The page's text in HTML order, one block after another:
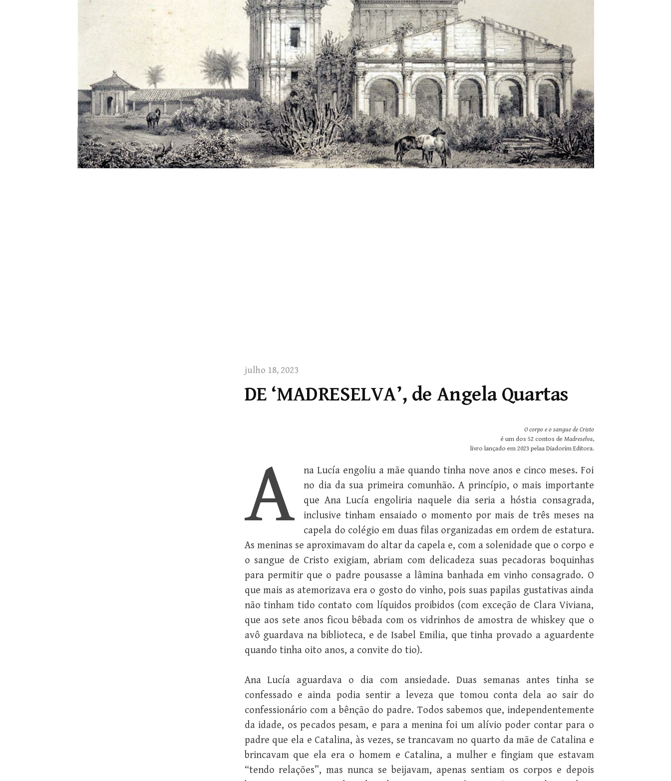
julho 18, 2023
DE ‘MADRESELVA’, de Angela Quartas
O corpo e o sangue de Cristo
é um dos 52 contos de Madreselva,
livro lançado em 2023 pelaa Diadorim Editora.
A
na Lucía engoliu a mãe quando tinha nove anos e cinco meses. Foi
no dia da sua primeira comunhão. A princípio, o mais importante
que Ana Lucía engoliria naquele dia seria a hóstia consagrada,
inclusive tinham ensaiado o momento por mais de três meses na
capela do colégio em duas filas organizadas em ordem de estatura.
As meninas se aproximavam do altar da capela e, com a solenidade que o corpo e
o sangue de Cristo exigiam, abriam com delicadeza suas pecadoras boquinhas
para permitir que o padre pousasse a lâmina banhada em vinho consagrado. O
que mais as atemorizava era o gosto do vinho, pois suas papilas gustativas ainda
não tinham tido contato com líquidos proibidos (com exceção de Clara Viviana,
que aos sete anos ficou bêbada com os vidrinhos de amostra de whiskey que o
avô guardava na biblioteca, e de Isabel Emilia, que tinha provado a aguardente
quando tinha oito anos, a convite do tio).
Ana Lucía aguardava o dia com ansiedade. Duas semanas antes tinha se
confessado e ainda podia sentir a leveza que tomou conta dela ao sair do
confessionário com a bênção do padre. Todos sabemos que, independentemente
da idade, os pecados pesam, e para a menina foi um alívio poder contar para o
padre que ela e Catalina, às vezes, se trancavam no quarto da mãe de Catalina e
brincavam que ela era o homem e Catalina, a mulher e fingiam que estavam
“tendo relações”, mas nunca se beijavam, apenas sentiam os corpos e depois